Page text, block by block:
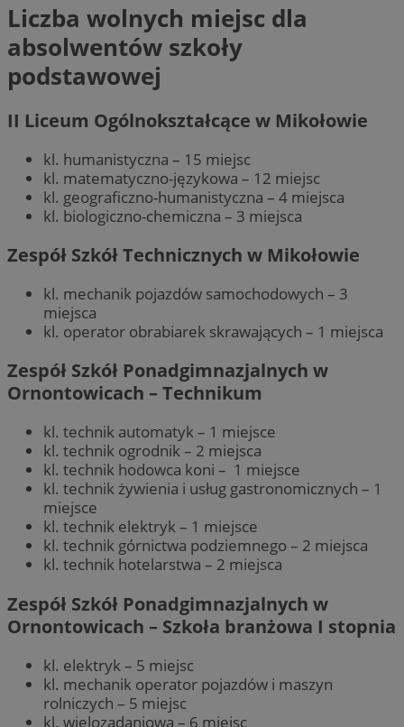
Liczba wolnych miejsc dla
absolwentów szkoły
podstawowej
II Liceum Ogólnokształcące w Mikołowie
kl. humanistyczna – 15 miejsc
kl. matematyczno-językowa – 12 miejsc
kl. geograficzno-humanistyczna – 4 miejsca
kl. biologiczno-chemiczna – 3 miejsca
Zespół Szkół Technicznych w Mikołowie
kl. mechanik pojazdów samochodowych – 3
miejsca
kl. operator obrabiarek skrawających – 1 miejsca
Zespół Szkół Ponadgimnazjalnych w
Ornontowicach – Technikum
kl. technik automatyk – 1 miejsce
kl. technik ogrodnik – 2 miejsca
kl. technik hodowca koni – 1 miejsce
kl. technik żywienia i usług gastronomicznych – 1
miejsce
kl. technik elektryk – 1 miejsce
kl. technik górnictwa podziemnego – 2 miejsca
kl. technik hotelarstwa – 2 miejsca
Zespół Szkół Ponadgimnazjalnych w
Ornontowicach – Szkoła branżowa I stopnia
kl. elektryk – 5 miejsc
kl. mechanik operator pojazdów i maszyn
rolniczych – 5 miejsc
kl. wielozadaniowa – 6 miejsc